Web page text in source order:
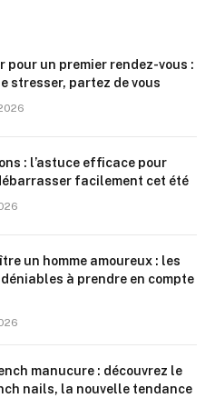
pour un premier rendez-vous :
stresser, partez de vous
: l’astuce efficace pour
facilement cet été
un homme amoureux : les
à prendre en compte
manucure : découvrez le
nails, la nouvelle tendance